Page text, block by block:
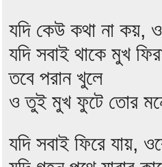
যদি কেউ কথা না কয়,
যদি সবাই থাকে মুখ
তবে পরান খুলে
ও তুই মুখ ফুটে তোর
যদি সবাই ফিরে যায়,